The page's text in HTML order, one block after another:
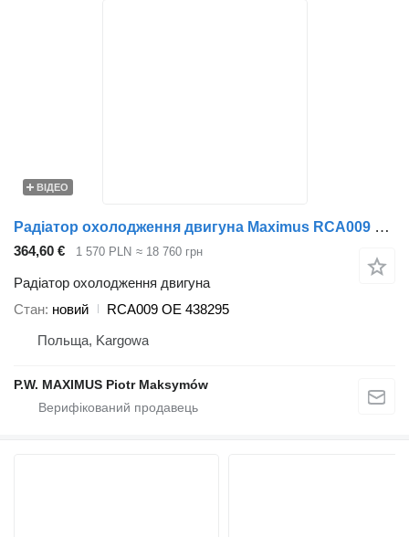
ВІДЕО
Радіатор охолодження двигуна Maximus RCA009 до автобуса Scania
364,60 € 1 570 PLN ≈ 18 760 грн
Радіатор охолодження двигуна
Стан новий
RCA009 OE 438295
Польща, Kargowa
P.W. MAXIMUS Piotr Maksymów